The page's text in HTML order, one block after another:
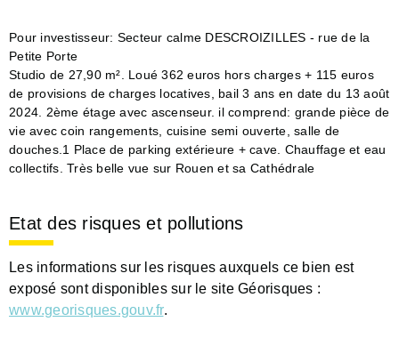
Pour investisseur: Secteur calme DESCROIZILLES - rue de la
Petite Porte
Studio de 27,90 m². Loué 362 euros hors charges + 115 euros
de provisions de charges locatives, bail 3 ans en date du 13 août
2024. 2ème étage avec ascenseur. il comprend: grande pièce de
vie avec coin rangements, cuisine semi ouverte, salle de
douches.1 Place de parking extérieure + cave. Chauffage et eau
collectifs. Très belle vue sur Rouen et sa Cathédrale
Etat des risques et pollutions
Les informations sur les risques auxquels ce bien est
exposé sont disponibles sur le site Géorisques :
www.georisques.gouv.fr.